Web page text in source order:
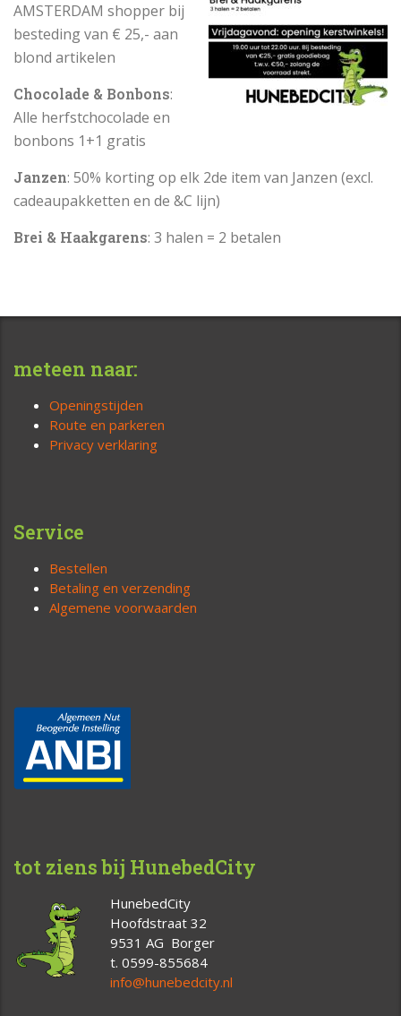
AMSTERDAM shopper bij
besteding van € 25,- aan
blond artikelen
Chocolade & Bonbons:
Alle herfstchocolade en
bonbons 1+1 gratis
Janzen: 50% korting op elk 2de item van Janzen (excl.
cadeaupakketten en de &C lijn)
Brei & Haakgarens: 3 halen = 2 betalen
meteen naar:
Openingstijden
Route en parkeren
Privacy verklaring
Service
Bestellen
Betaling en verzending
Algemene voorwaarden
tot ziens bij HunebedCity
HunebedCity
Hoofdstraat 32
9531 AG Borger
t. 0599-855684
info@hunebedcity.nl